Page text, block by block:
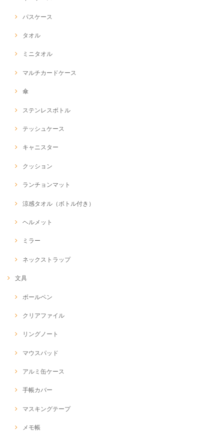
パスケース
タオル
ミニタオル
マルチカードケース
傘
ステンレスボトル
テッシュケース
キャニスター
クッション
ランチョンマット
涼感タオル（ボトル付き）
ヘルメット
ミラー
ネックストラップ
文具
ボールペン
クリアファイル
リングノート
マウスパッド
アルミ缶ケース
手帳カバー
マスキングテープ
メモ帳